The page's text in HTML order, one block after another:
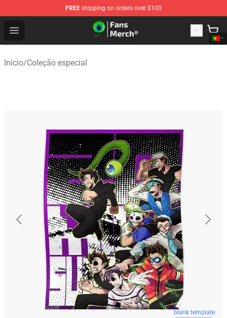
FREE shipping on orders over $100
Open menu
Jacksepticeye Store - Official Jacksepticeye
Início/Coleção especial
blank template